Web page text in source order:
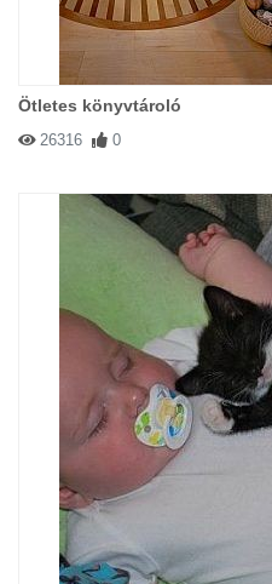
Ötletes könyvtároló
26316 0